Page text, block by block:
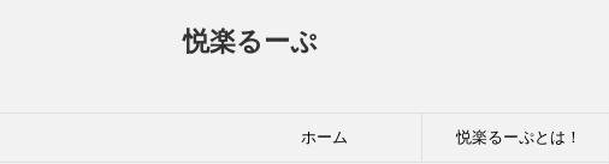
悦楽るーぷ
ホーム 悦楽るーぷとは！